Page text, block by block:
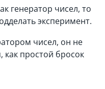
генератор чисел, то
эксперимент.
чисел, он не
как простой бросок